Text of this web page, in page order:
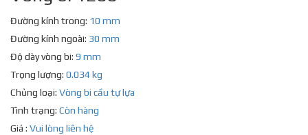
Đường kính trong: 10 mm
Đường kính ngoài: 30 mm
Độ dày vòng bi: 9 mm
Trọng lượng: 0.034 kg
Chủng loại: Vòng bi cầu tự lựa
Tình trạng: Còn hàng
Giá : Vui lòng liên hệ